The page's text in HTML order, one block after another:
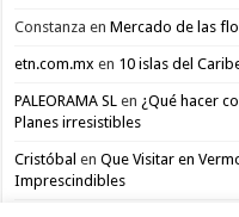
Constanza enMercado de las
etn.com.mx en 10 islas del
PALEORAMA SL en ¿Qué hacer
Planes irresistibles
Cristóbal enQue Visitar en
Imprescindibles